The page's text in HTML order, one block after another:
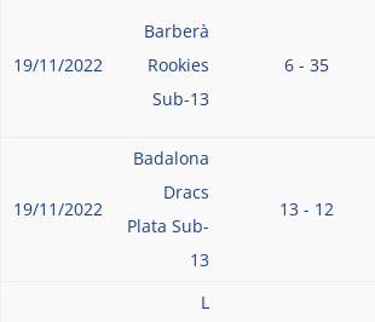
19/11/2022
Barberà
Rookies
Sub-13
6 - 35
19/11/2022
Badalona
Dracs
Plata Sub-
13
13 - 12
L